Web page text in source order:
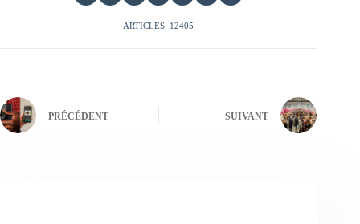
ARTICLES: 12405
PRÉCÉDENT SUIVANT